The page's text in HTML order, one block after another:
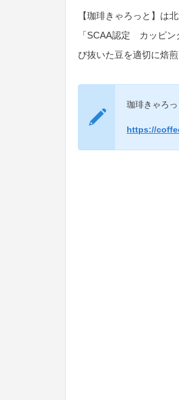
【珈琲きゃろっと】は
「SCAA認定 カッピン
び抜いた豆を適切に焙煎
珈琲きゃろっ
https://